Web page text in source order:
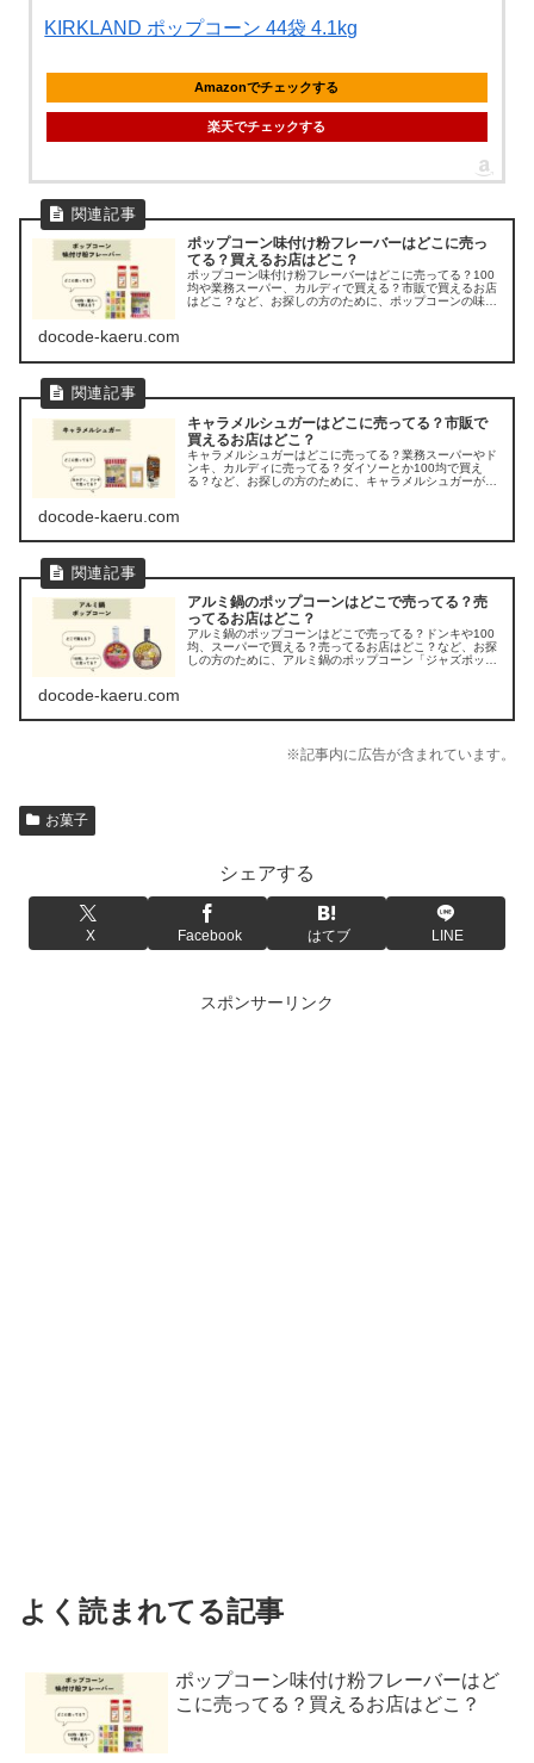
KIRKLAND ポップコーン 44袋 4.1kg
Amazonでチェックする
楽天でチェックする
ポップコーン味付け粉フレーバーはどこに売っ
てる？買えるお店はどこ？
ポップコーン味付け粉フレーバーはどこに売ってる？100
均や業務スーパー、カルディで買える？市販で買えるお店
はどこ？など、お探しの方のために、ポップコーンの味付
docode-kaeru.com
キャラメルシュガーはどこに売ってる？市販で
買えるお店はどこ？
キャラメルシュガーはどこに売ってる？業務スーパーやド
ンキ、カルディに売ってる？ダイソーとか100均で買え
る？など、お探しの方のために、キャラメルシュガーが買
docode-kaeru.com
アルミ鍋のポップコーンはどこで売ってる？売
ってるお店はどこ？
アルミ鍋のポップコーンはどこで売ってる？ドンキや100
均、スーパーで買える？売ってるお店はどこ？など、お探
しの方のために、アルミ鍋のポップコーン「ジャズポップ
docode-kaeru.com
※記事内に広告が含まれています。
お菓子
シェアする
X Facebook はてブ LINE
スポンサーリンク
よく読まれてる記事
ポップコーン味付け粉フレーバーはど
こに売ってる？買えるお店はどこ？